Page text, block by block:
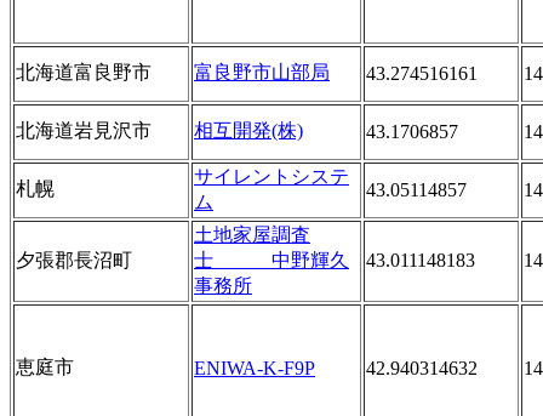
北海道富良野市 富良野市山部局 43.274516161
北海道岩見沢市 相互開発(株) 43.1706857
札幌
サイレントシステ
ム
43.05114857
夕張郡長沼町
土地家屋調査
士 中野輝久
事務所
43.011148183
恵庭市 ENIWA-K-F9P 42.940314632